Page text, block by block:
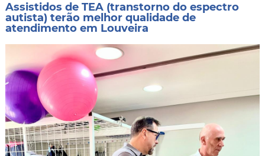
Assistidos de TEA (transtorno do espectro
autista) terão melhor qualidade de
atendimento em Louveira